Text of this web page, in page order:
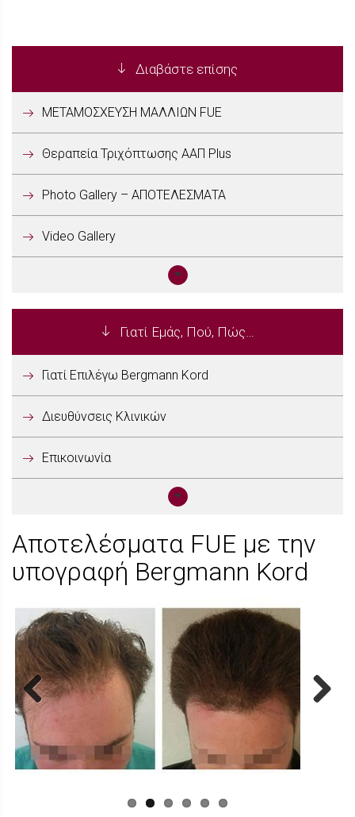
Διαβάστε επίσης
ΜΕΤΑΜΟΣΧΕΥΣΗ ΜΑΛΛΙΩΝ FUE
Θεραπεία Τριχόπτωσης ΑΑΠ Plus
Photo Gallery – ΑΠΟΤΕΛΕΣΜΑΤΑ
Video Gallery
Γιατί Εμάς, Πού, Πώς…
Γιατί Επιλέγω Bergmann Kord
Διευθύνσεις Κλινικών
Επικοινωνία
Αποτελέσματα FUE με την
υπογραφή Bergmann Kord
Previous